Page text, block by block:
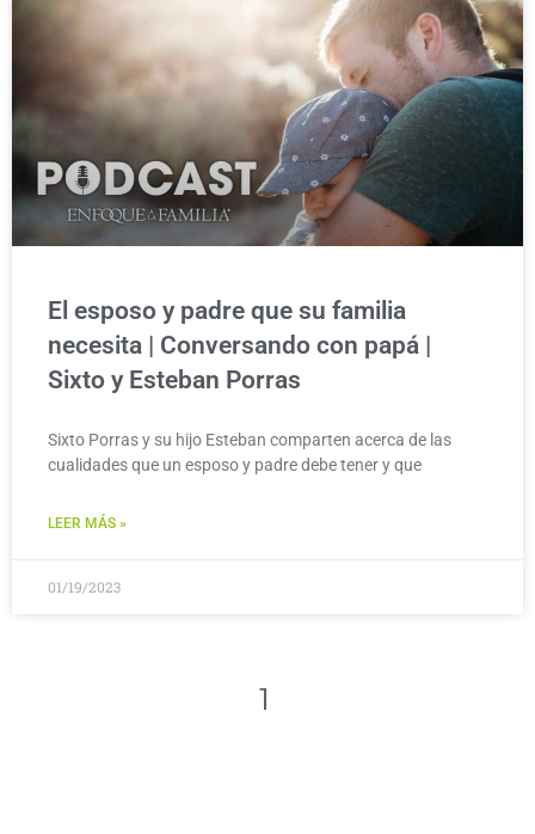
El esposo y padre que su familia
necesita | Conversando con papá |
Sixto y Esteban Porras
Sixto Porras y su hijo Esteban comparten acerca de las
cualidades que un esposo y padre debe tener y que
LEER MÁS »
01/19/2023